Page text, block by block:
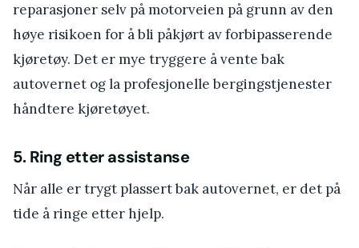
reparasjoner selv på motorveien på grunn av den
høye risikoen for å bli påkjørt av forbipasserende
kjøretøy. Det er mye tryggere å vente bak
autovernet og la profesjonelle bergingstjenester
håndtere kjøretøyet.
5. Ring etter assistanse
Når alle er trygt plassert bak autovernet, er det på
tide å ringe etter hjelp.